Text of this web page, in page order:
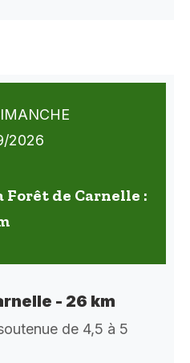
2026
Forêt de Carnelle :
- 26 km
de 4,5 à 5